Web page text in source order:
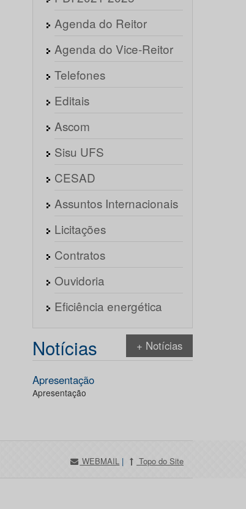
Agenda do Reitor
Agenda do Vice-Reitor
Telefones
Editais
Ascom
Sisu UFS
CESAD
Assuntos Internacionais
Licitações
Contratos
Ouvidoria
Eficiência energética
Notícias + Notícias
Apresentação
Apresentação
WEBMAIL | Topo do Site